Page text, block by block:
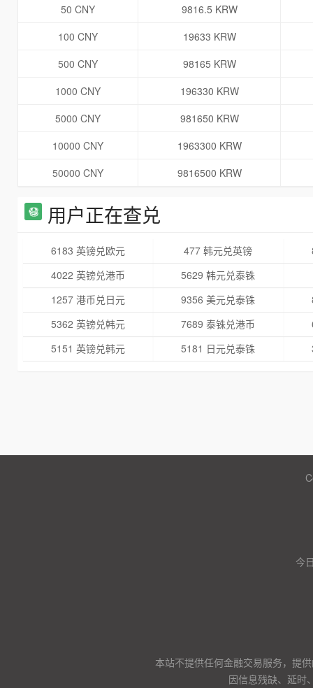
50 CNY
9816.5 KRW
100 CNY
19633 KRW
500 CNY
98165 KRW
1000 CNY
196330 KRW
5000 CNY
981650 KRW
10000 CNY
1963300 KRW
50000 CNY
9816500 KRW
用户正在查兑
6183 英镑兑欧元 477 韩元兑英镑
4022 英镑兑港币
5629 韩元兑泰铢
1257 港币兑日元
9356 美元兑泰铢
5362 英镑兑韩元
7689 泰铢兑港币
5151 英镑兑韩元
5181 日元兑泰铢
今
本站不提供任何金融交易服务，提
因信息残缺、延时